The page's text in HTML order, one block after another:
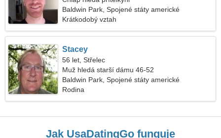
Baldwin Park, Spojené státy americké
Krátkodobý vztah
Stacey
56 let, Střelec
Muž hledá starší dámu 46-52
Baldwin Park, Spojené státy americké
Rodina
Jak UsaDatingGo funguje